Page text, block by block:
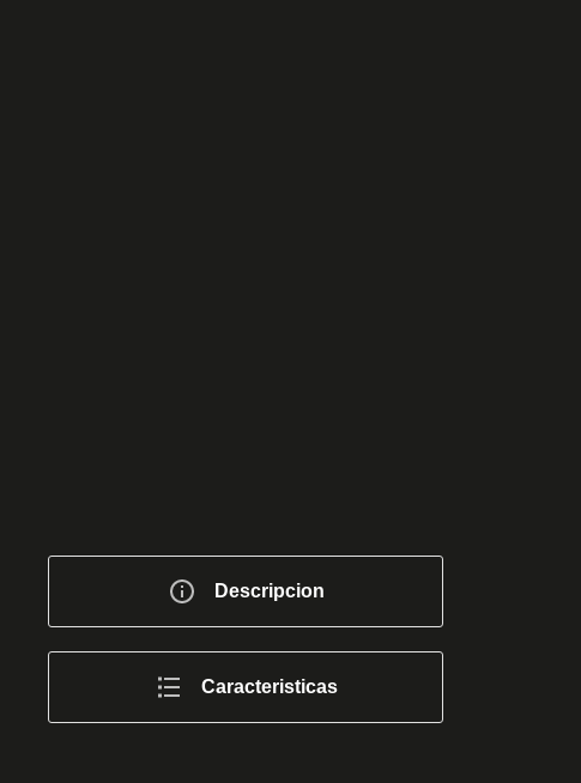
Descripcion
Caracteristicas